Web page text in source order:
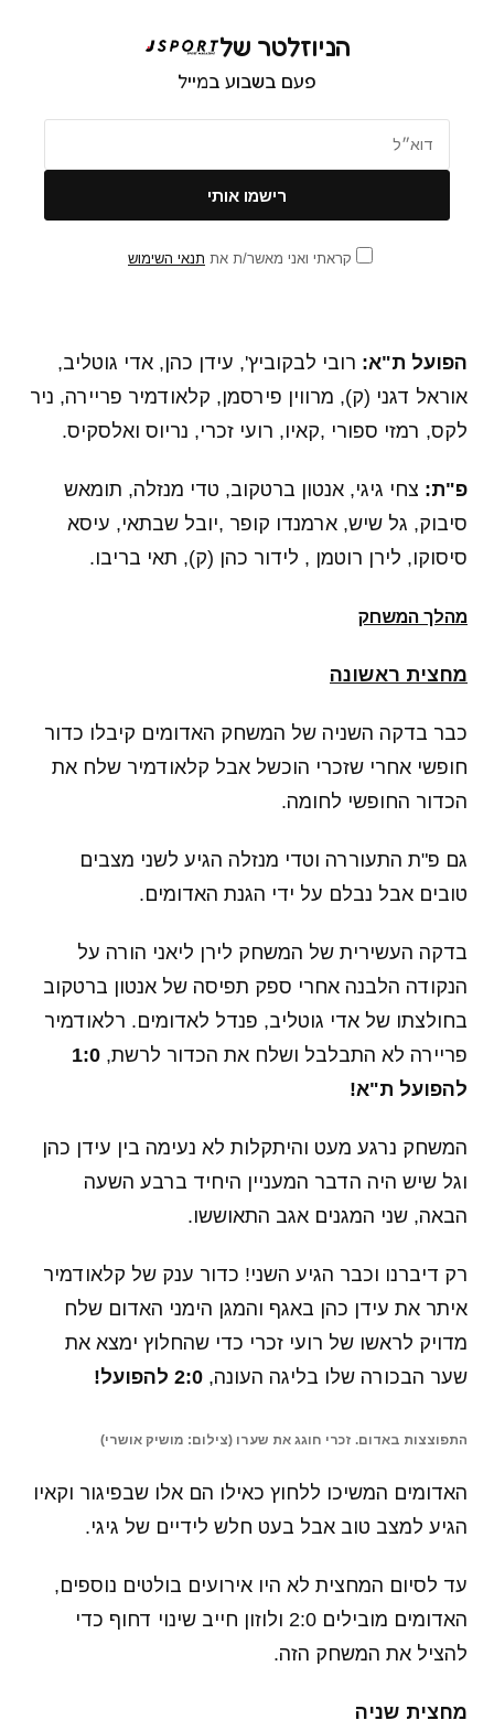
הניוזלטר של
פעם בשבוע במייל
קראתי ואני מאשר/ת את תנאי השימוש
הפועל ת"א: רובי לבקוביץ', עידן כהן, אדי גוטליב,
אוראל דגני (ק), מרווין פירסמן, קלאודמיר פריירה, ניר
לקס, רמזי ספורי ,קאיו, רועי זכרי, נריוס ואלסקיס.
פ"ת: צחי גיגי, אנטון ברטקוב, טדי מנזלה, תומאש
סיבוק, גל שיש, ארמנדו קופר ,יובל שבתאי, עיסא
סיסוקו, לירן רוטמן , לידור כהן (ק), תאי בריבו.
מהלך המשחק
מחצית ראשונה
כבר בדקה השניה של המשחק האדומים קיבלו כדור
חופשי אחרי שזכרי הוכשל אבל קלאודמיר שלח את
הכדור החופשי לחומה.
גם פ"ת התעוררה וטדי מנזלה הגיע לשני מצבים
טובים אבל נבלם על ידי הגנת האדומים.
בדקה העשירית של המשחק לירן ליאני הורה על
הנקודה הלבנה אחרי ספק תפיסה של אנטון ברטקוב
בחולצתו של אדי גוטליב, פנדל לאדומים. רלאודמיר
פריירה לא התבלבל ושלח את הכדור לרשת, 1:0
להפועל ת"א!
המשחק נרגע מעט והיתקלות לא נעימה בין עידן כהן
וגל שיש היה הדבר המעניין היחיד ברבע השעה
הבאה, שני המגנים אגב התאוששו.
רק דיברנו וכבר הגיע השני! כדור ענק של קלאודמיר
איתר את עידן כהן באגף והמגן הימני האדום שלח
מדויק לראשו של רועי זכרי כדי שהחלוץ ימצא את
שער הבכורה שלו בליגה העונה,
התפוצצות באדום. זכרי חוגג את שערו (צילום: מושיק אושרי)
האדומים המשיכו ללחוץ כאילו הם אלו שבפיגור וקאיו
הגיע למצב טוב אבל בעט חלש לידיים של גיגי.
עד לסיום המחצית לא היו אירועים בולטים נוספים,
האדומים מובילים 2:0 ולוזון חייב שינוי דחוף כדי
להציל את המשחק הזה.
מחצית שניה